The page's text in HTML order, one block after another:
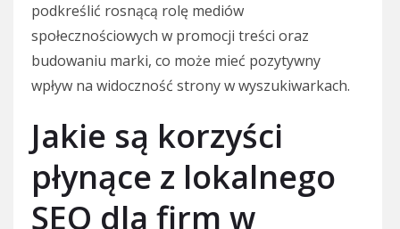
podkreślić rosnącą rolę mediów
społecznościowych w promocji treści oraz
budowaniu marki, co może mieć pozytywny
wpływ na widoczność strony w wyszukiwarkach.
Jakie są korzyści
płynące z lokalnego
SEO dla firm w